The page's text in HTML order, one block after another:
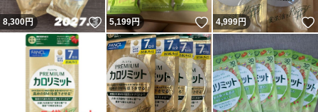
8,300円 いいね！
5,199円 いいね！
4,999円